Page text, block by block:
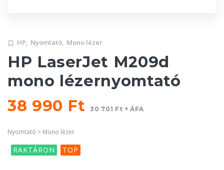
HP, Nyomtató, Mono lézer
HP LaserJet M209d
mono lézernyomtató
38 990 Ft
30 701 Ft + ÁFA
Nyomtató > Mono lézer
RAKTÁRON TOP